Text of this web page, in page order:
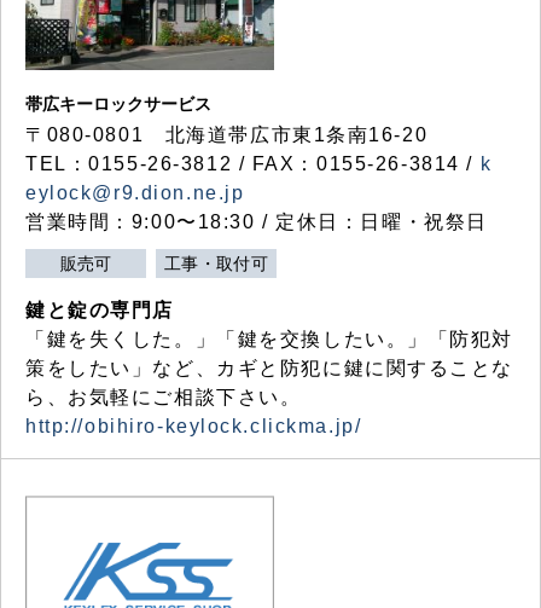
帯広キーロックサービス
〒080-0801 北海道帯広市東1条南16-20
TEL：0155-26-3812 / FAX：0155-26-3814 / k
eylock@r9.dion.ne.jp
営業時間：9:00〜18:30 / 定休日：日曜・祝祭日
販売可 工事・取付可
鍵と錠の専門店
「鍵を失くした。」「鍵を交換したい。」「防犯対
策をしたい」など、カギと防犯に鍵に関することな
ら、お気軽にご相談下さい。
http://obihiro-keylock.clickma.jp/